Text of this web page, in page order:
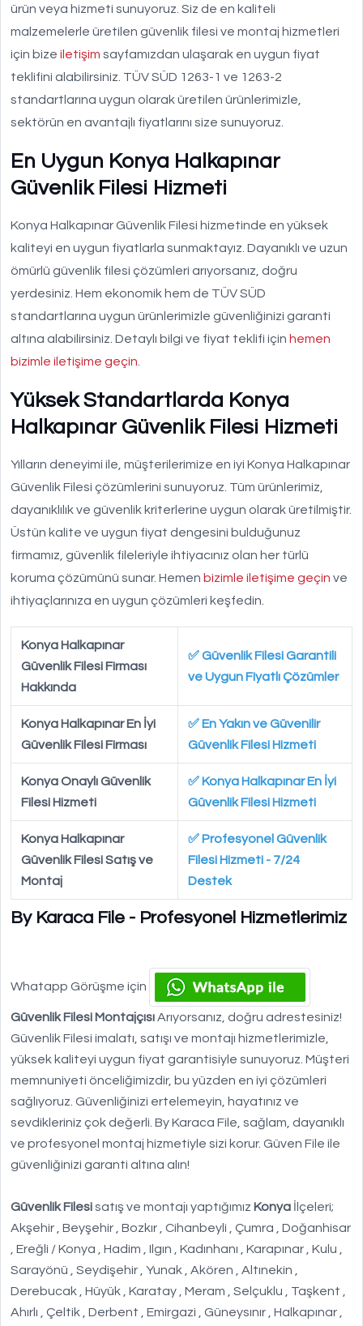
ürün veya hizmeti sunuyoruz. Siz de en kaliteli
malzemelerle üretilen güvenlik filesi ve montaj hizmetleri
için bize iletişim sayfamızdan ulaşarak en uygun fiyat
teklifini alabilirsiniz. TÜV SÜD 1263-1 ve 1263-2
standartlarına uygun olarak üretilen ürünlerimizle,
sektörün en avantajlı fiyatlarını size sunuyoruz.
En Uygun Konya Halkapınar
Güvenlik Filesi Hizmeti
Konya Halkapınar Güvenlik Filesi hizmetinde en yüksek
kaliteyi en uygun fiyatlarla sunmaktayız. Dayanıklı ve uzun
ömürlü güvenlik filesi çözümleri arıyorsanız, doğru
yerdesiniz. Hem ekonomik hem de TÜV SÜD
standartlarına uygun ürünlerimizle güvenliğinizi garanti
altına alabilirsiniz. Detaylı bilgi ve fiyat teklifi için hemen
bizimle iletişime geçin
Yüksek Standartlarda Konya
Halkapınar Güvenlik Filesi Hizmeti
Yılların deneyimi ile, müşterilerimize en iyi Konya Halkapınar
Güvenlik Filesi çözümlerini sunuyoruz. Tüm ürünlerimiz,
dayanıklılık ve güvenlik kriterlerine uygun olarak üretilmiştir.
Üstün kalite ve uygun fiyat dengesini bulduğunuz
firmamız, güvenlik fileleriyle ihtiyacınız olan her türlü
koruma çözümünü sunar. Hemen bizimle iletişime geçin ve
ihtiyaçlarınıza en uygun çözümleri keşfedin.
By Karaca File - Profesyonel Hizmetlerimiz
Konya Halkapınar
Güvenlik Filesi Firması
Hakkında
✅ Güvenlik Filesi Garantili
ve Uygun Fiyatlı Çözümler
Konya Halkapınar En İyi
Güvenlik Filesi Firması
✅ En Yakın ve Güvenilir
Güvenlik Filesi Hizmeti
Konya Onaylı Güvenlik
Filesi Hizmeti
✅ Konya Halkapınar En İyi
Güvenlik Filesi Hizmeti
Konya Halkapınar
Güvenlik Filesi Satış ve
Montaj
✅ Profesyonel Güvenlik
Filesi Hizmeti - 7/24
Destek
Whatapp Görüşme için
Güvenlik Filesi MontajçısıArıyorsanız, doğru adrestesiniz!
Güvenlik Filesi imalatı, satışı ve montajı hizmetlerimizle,
yüksek kaliteyi uygun fiyat garantisiyle sunuyoruz. Müşteri
memnuniyeti önceliğimizdir, bu yüzden en iyi çözümleri
sağlıyoruz. Güvenliğinizi ertelemeyin, hayatınız ve
sevdikleriniz çok değerli. By Karaca File, sağlam, dayanıklı
ve profesyonel montaj hizmetiyle sizi korur. Güven File ile
güvenliğinizi garanti altına alın!
Güvenlik Filesisatış ve montajı yaptığımız Konya İlçeleri;
Akşehir , Beyşehir , Bozkır , Cihanbeyli , Çumra , Doğanhisar
, Ereğli / Konya , Hadim , Ilgın , Kadınhanı , Karapınar , Kulu ,
Sarayönü , Seydişehir , Yunak , Akören , Altınekin ,
Derebucak , Hüyük , Karatay , Meram , Selçuklu , Taşkent ,
Ahırlı , Çeltik , Derbent , Emirgazi , Güneysınır , Halkapınar ,